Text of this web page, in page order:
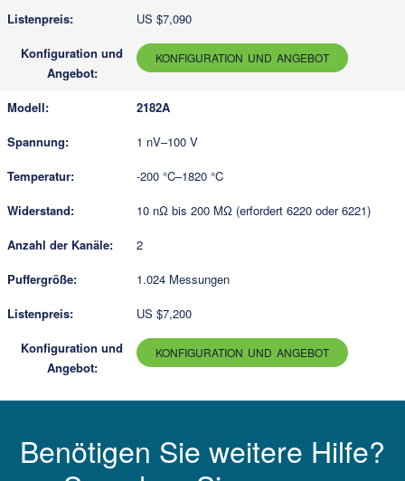
US $7,090
KONFIGURATION UND ANGEBOT
2182A
1 nV–100 V
-200 °C–1820 °C
10 nΩ bis 200 MΩ (erfordert 6220 oder 6221)
2
1.024 Messungen
US $7,200
KONFIGURATION UND ANGEBOT
Benötigen Sie weitere Hilfe?